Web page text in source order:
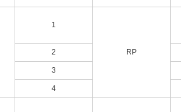
1
RP
2
3
4